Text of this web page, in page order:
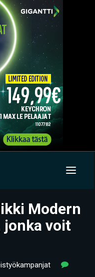
Modern
jonka voit